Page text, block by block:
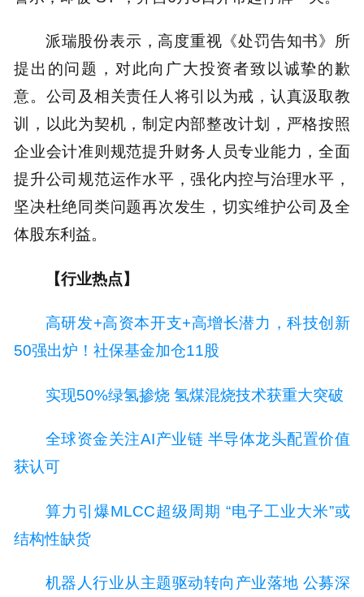
派瑞股份表示，高度重视《处罚告知书》所
提出的问题，对此向广大投资者致以诚挚的歉
意。公司及相关责任人将引以为戒，认真汲取教
训，以此为契机，制定内部整改计划，严格按照
企业会计准则规范提升财务人员专业能力，全面
提升公司规范运作水平，强化内控与治理水平，
坚决杜绝同类问题再次发生，切实维护公司及全
体股东利益。
【行业热点】
高研发+高资本开支+高增长潜力，科技创新
50强出炉！社保基金加仓11股
实现50%绿氢掺烧 氢煤混烧技术获重大突破
全球资金关注AI产业链 半导体龙头配置价值
获认可
算力引爆MLCC超级周期 “电子工业大米”或
结构性缺货
机器人行业从主题驱动转向产业落地 公募深